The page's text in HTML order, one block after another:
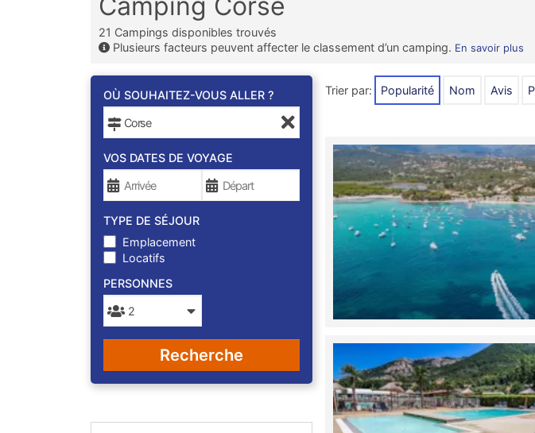
Camping Corse
21 Campings disponibles trouvés
Plusieurs facteurs peuvent affecter le classement d’un camping. En savoir plus
OÙ SOUHAITEZ-VOUS ALLER ?
VOS DATES DE VOYAGE
TYPE DE SÉJOUR
Emplacement
Locatifs
PERSONNES
Recherche
Trier par: Popularité Nom Avis